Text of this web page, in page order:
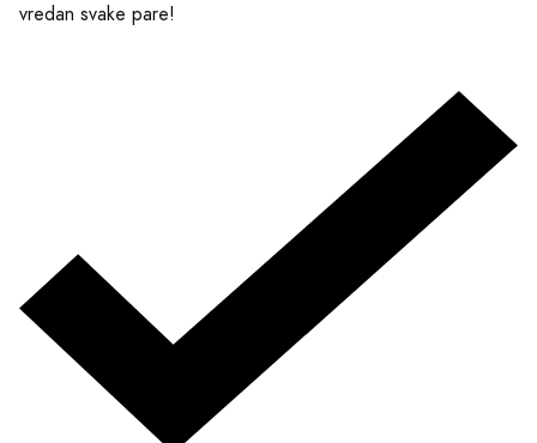
vredan svake pare!